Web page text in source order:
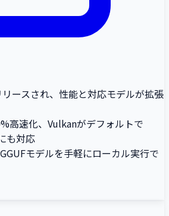
ースされ、性能と対応モデルが拡張
高速化、Vulkanがデフォルトで
も対応
モデルを手軽にローカル実行で